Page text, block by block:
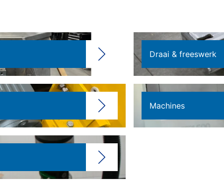
Draai & freeswerk
Machines